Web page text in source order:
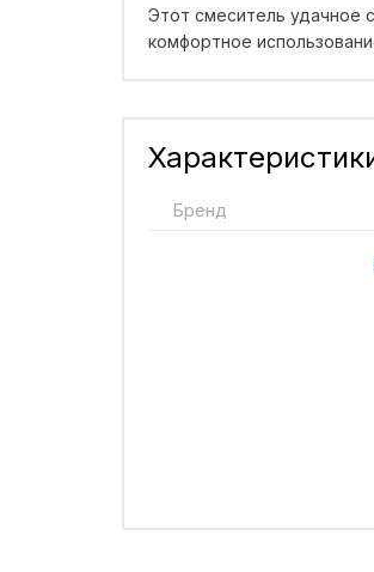
Этот смеситель удачное
комфортное
Бренд